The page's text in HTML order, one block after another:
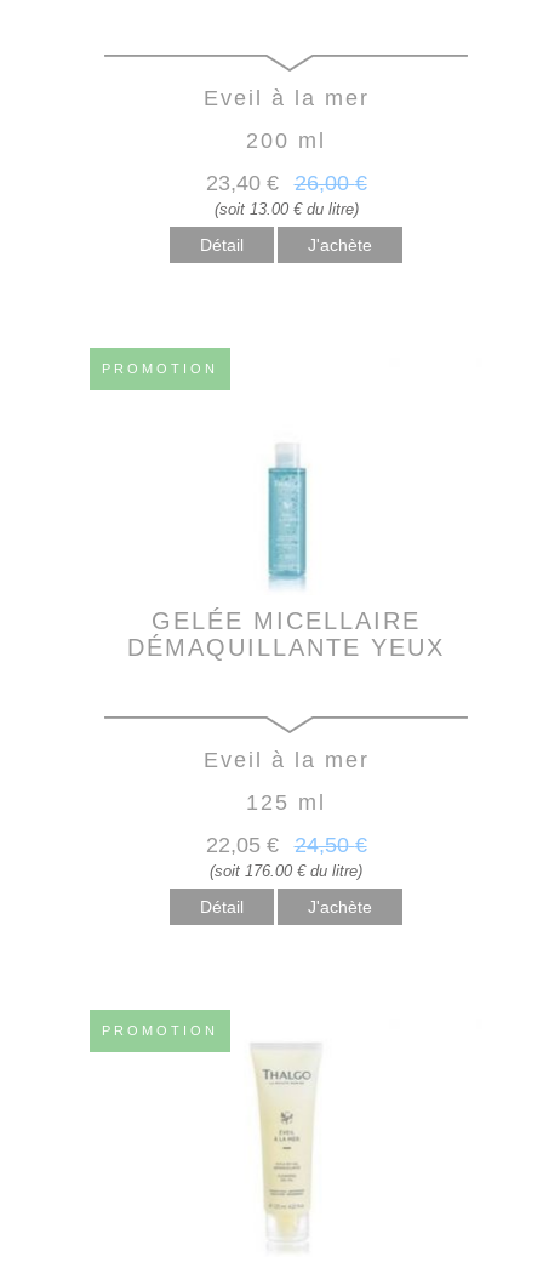
Eveil à la mer
200 ml
23,40 € 26,00 €
(soit 13.00 € du litre)
Détail
PROMOTION
GELÉE MICELLAIRE
DÉMAQUILLANTE YEUX
Eveil à la mer
125 ml
22,05 € 24,50 €
(soit 176.00 € du litre)
Détail
PROMOTION